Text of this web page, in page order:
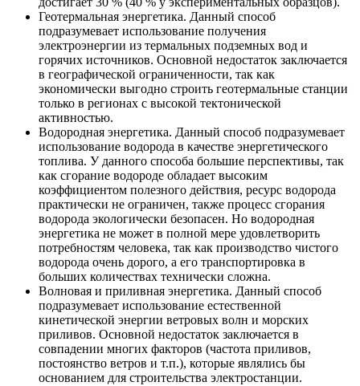
Геотермальная энергетика. Данный способ
подразумевает использование получения
электроэнергии из термальных подземных вод и
горячих источников. Основной недостаток заключается
в географической ограниченности, так как
экономически выгодно строить геотермальные станции
только в регионах с высокой тектонической
активностью.
Водородная энергетика. Данный способ подразумевает
использование водорода в качестве энергетического
топлива. У данного способа большие перспективы, так
как сгорание водороде обладает высоким
коэффициентом полезного действия, ресурс водорода
практически не ограничен, также процесс сгорания
водорода экологически безопасен. Но водородная
энергетика не может в полной мере удовлетворить
потребностям человека, так как производство чистого
водорода очень дорого, а его транспортировка в
больших количествах технически сложна.
Волновая и приливная энергетика. Данный способ
подразумевает использование естественной
кинетической энергии ветровых волн и морских
приливов. Основной недостаток заключается в
совпадении многих факторов (частота приливов,
постоянство ветров и т.п.), которые являлись бы
основанием для строительства электростанции.